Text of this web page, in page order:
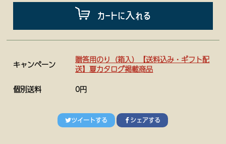
カートに入れる
キャンペーン
贈答用のり（箱入）【送料込み・ギフト配
送】夏カタログ掲載商品
個別送料
0円
ツイートする シェアする